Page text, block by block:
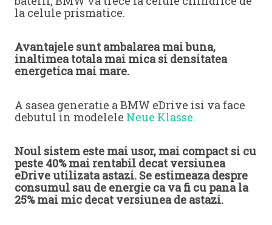
la celule prismatice.
Avantajele sunt ambalarea mai buna,
inaltimea totala mai mica si densitatea
energetica mai mare.
A sasea generatie a BMW eDrive isi va face
debutul in modelele Neue Klasse.
Noul sistem este mai usor, mai compact si cu
peste 40% mai rentabil decat versiunea
eDrive utilizata astazi. Se estimeaza despre
consumul sau de energie ca va fi cu pana la
25% mai mic decat versiunea de astazi.